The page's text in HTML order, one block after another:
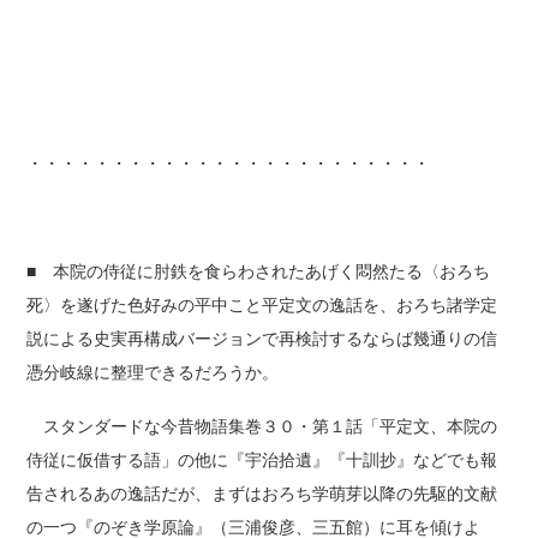
・・・・・・・・・・・・・・・・・・・・・・・・
■ 本院の侍従に肘鉄を食らわされたあげく悶然たる〈おろち
死〉を遂げた色好みの平中こと平定文の逸話を、おろち諸学定
説による史実再構成バージョンで再検討するならば幾通りの信
憑分岐線に整理できるだろうか。
スタンダードな今昔物語集巻３０・第１話「平定文、本院の
侍従に仮借する語」の他に『宇治拾遺』『十訓抄』などでも報
告されるあの逸話だが、まずはおろち学萌芽以降の先駆的文献
の一つ『のぞき学原論』（三浦俊彦、三五館）に耳を傾けよ